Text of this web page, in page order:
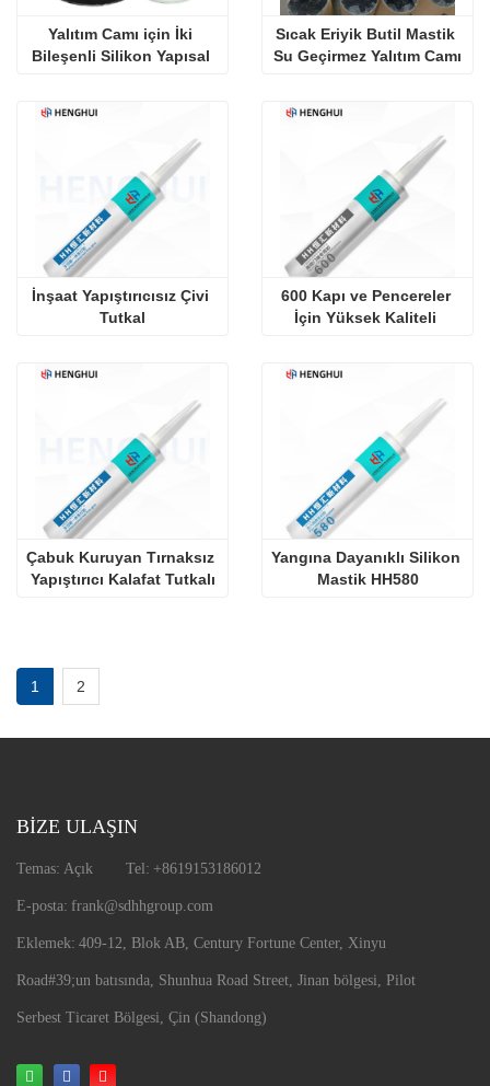
Yalıtım Camı için İki
Bileşenli Silikon Yapısal
Sıcak Eriyik Butil Mastik
Su Geçirmez Yalıtım Camı
İnşaat Yapıştırıcısız Çivi
Tutkal
600 Kapı ve Pencereler
İçin Yüksek Kaliteli
Çabuk Kuruyan Tırnaksız
Yapıştırıcı Kalafat Tutkalı
Yangına Dayanıklı Silikon
Mastik HH580
1 2
BİZE ULAŞIN
Temas: Açık Tel: +8619153186012
E-posta: frank@sdhhgroup.com
Eklemek: 409-12, Blok AB, Century Fortune Center, Xinyu
Road#39;un batısında, Shunhua Road Street, Jinan bölgesi, Pilot
Serbest Ticaret Bölgesi, Çin (Shandong)